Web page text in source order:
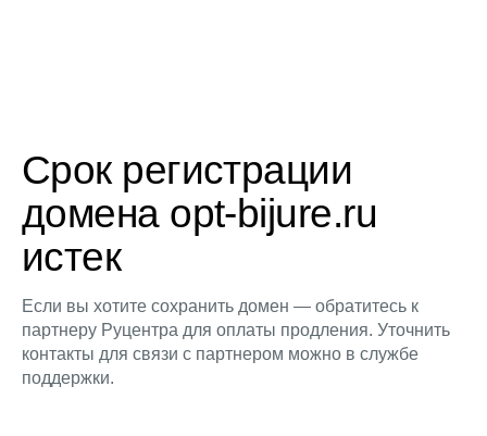
Срок регистрации
домена opt-bijure.ru
истек
Если вы хотите сохранить домен — обратитесь к
партнеру Руцентра для оплаты продления. Уточнить
контакты для связи с партнером можно в службе
поддержки.